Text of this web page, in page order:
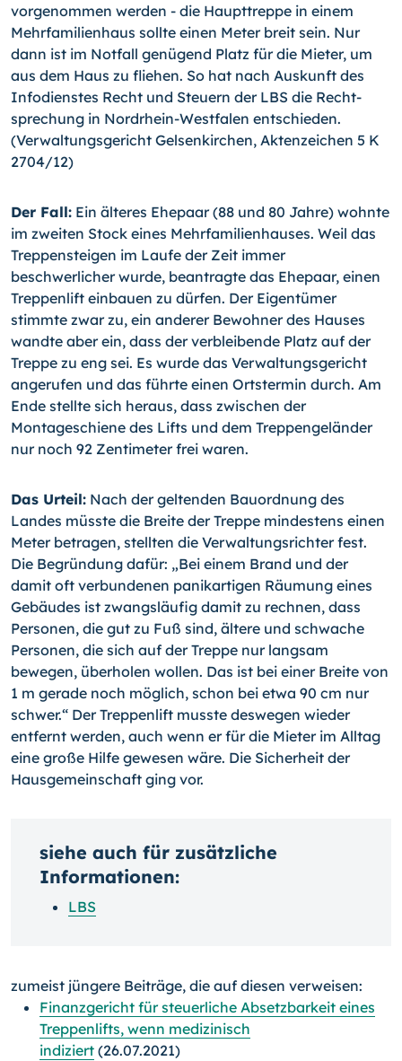
vorgenommen werden - die Haupttreppe in einem
Mehrfamilienhaus sollte ei­nen Meter breit sein. Nur
dann ist im Notfall genügend Platz für die Mieter, um
aus dem Haus zu fliehen. So hat nach Aus­kunft des
Infodienstes Recht und Steuern der LBS die Recht­
sprechung in Nordrhein-Westfalen entschieden.
(Verwaltungs­gericht Gelsenkirchen, Aktenzeichen 5 K
2704/12)
Der Fall: Ein älteres Ehepaar (88 und 80 Jahre) wohnte
im zweiten Stock eines Mehrfamilienhauses. Weil das
Treppen­steigen im Laufe der Zeit immer
beschwerlicher wurde, be­antragte das Ehepaar, einen
Treppenlift einbauen zu dürfen. Der Eigentümer
stimmte zwar zu, ein anderer Bewohner des Hauses
wandte aber ein, dass der verbleibende Platz auf der
Treppe zu eng sei. Es wurde das Verwaltungsgericht
angeru­fen und das führte einen Ortstermin durch. Am
Ende stellte sich heraus, dass zwi­schen der
Montageschiene des Lifts und dem Treppengeländer
nur noch 92 Zenti­meter frei waren.
Das Urteil: Nach der geltenden Bauordnung des
Landes müsste die Breite der Treppe mindestens einen
Meter betragen, stellten die Verwaltungsrichter fest.
Die Begrün­dung dafür: „Bei einem Brand und der
damit oft verbundenen panikartigen Räumung eines
Gebäudes ist zwangsläufig damit zu rechnen, dass
Personen, die gut zu Fuß sind, ältere und schwache
Personen, die sich auf der Treppe nur langsam
bewegen, überholen wollen. Das ist bei einer Breite von
1 m gerade noch möglich, schon bei etwa 90 cm nur
schwer.“ Der Treppenlift musste deswegen wieder
entfernt werden, auch wenn er für die Mieter im Alltag
eine große Hilfe gewesen wäre. Die Sicherheit der
Hausgemeinschaft ging vor.
siehe auch für zusätzliche
Informationen:
LBS
zumeist jüngere Beiträge, die auf diesen verweisen:
Finanzgericht für steuerliche Absetzbarkeit eines
Treppenlifts, wenn medizinisch
indiziert (26.07.2021)